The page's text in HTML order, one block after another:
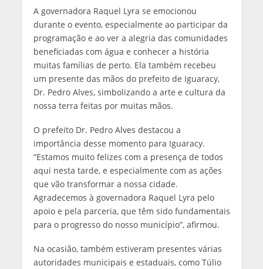
A governadora Raquel Lyra se emocionou
durante o evento, especialmente ao participar da
programação e ao ver a alegria das comunidades
beneficiadas com água e conhecer a história
muitas famílias de perto. Ela também recebeu
um presente das mãos do prefeito de Iguaracy,
Dr. Pedro Alves, simbolizando a arte e cultura da
nossa terra feitas por muitas mãos.
O prefeito Dr. Pedro Alves destacou a
importância desse momento para Iguaracy.
“Estamos muito felizes com a presença de todos
aqui nesta tarde, e especialmente com as ações
que vão transformar a nossa cidade.
Agradecemos à governadora Raquel Lyra pelo
apoio e pela parceria, que têm sido fundamentais
para o progresso do nosso município”, afirmou.
Na ocasião, também estiveram presentes várias
autoridades municipais e estaduais, como Túlio